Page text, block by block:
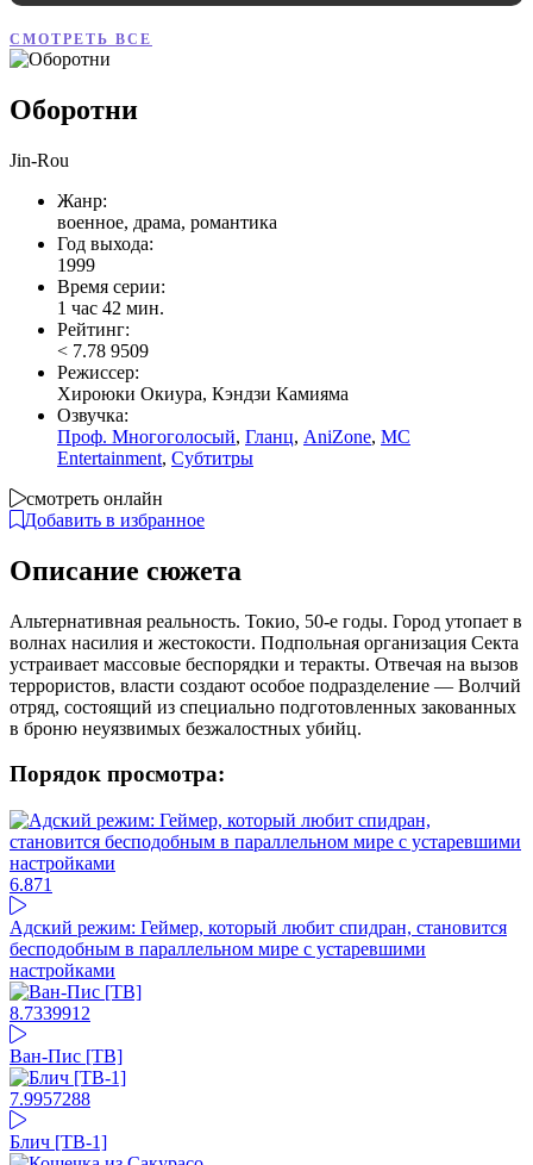
СМОТРЕТЬ ВСЕ
Оборотни
Jin-Rou
Жанр:
военное, драма, романтика
Год выхода:
1999
Время серии:
1 час 42 мин.
Рейтинг:
< 7.78 9509
Режиссер:
Хироюки Окиура, Кэндзи Камияма
Озвучка:
Проф. Многоголосый, Гланц, AniZone, MC
Entertainment, Субтитры
смотреть онлайн
Добавить в избранное
Описание сюжета
Альтернативная реальность. Токио, 50-е годы. Город утопает в
волнах насилия и жестокости. Подпольная организация Секта
устраивает массовые беспорядки и теракты. Отвечая на вызов
террористов, власти создают особое подразделение — Волчий
отряд, состоящий из специально подготовленных закованных
в броню неуязвимых безжалостных убийц.
Порядок просмотра:
6.871
Адский режим: Геймер, который любит спидран, становится
бесподобным в параллельном мире с устаревшими
настройками
8.7339912
Ван-Пис [ТВ]
7.9957288
Блич [ТВ-1]